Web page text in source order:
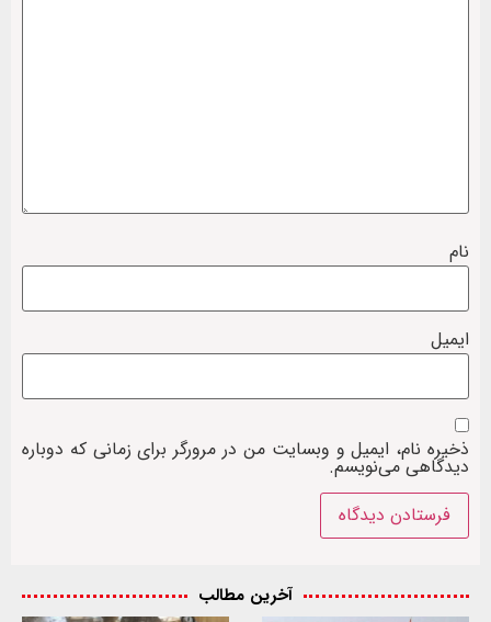
نام
ایمیل
ذخیره نام، ایمیل و وبسایت من در مرورگر برای زمانی که دوباره
دیدگاهی می‌نویسم.
آخرین مطالب